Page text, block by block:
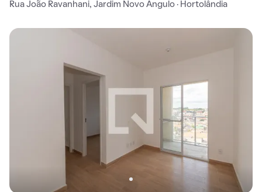
Rua João Ravanhani, Jardim Novo Angulo · Hortolândia